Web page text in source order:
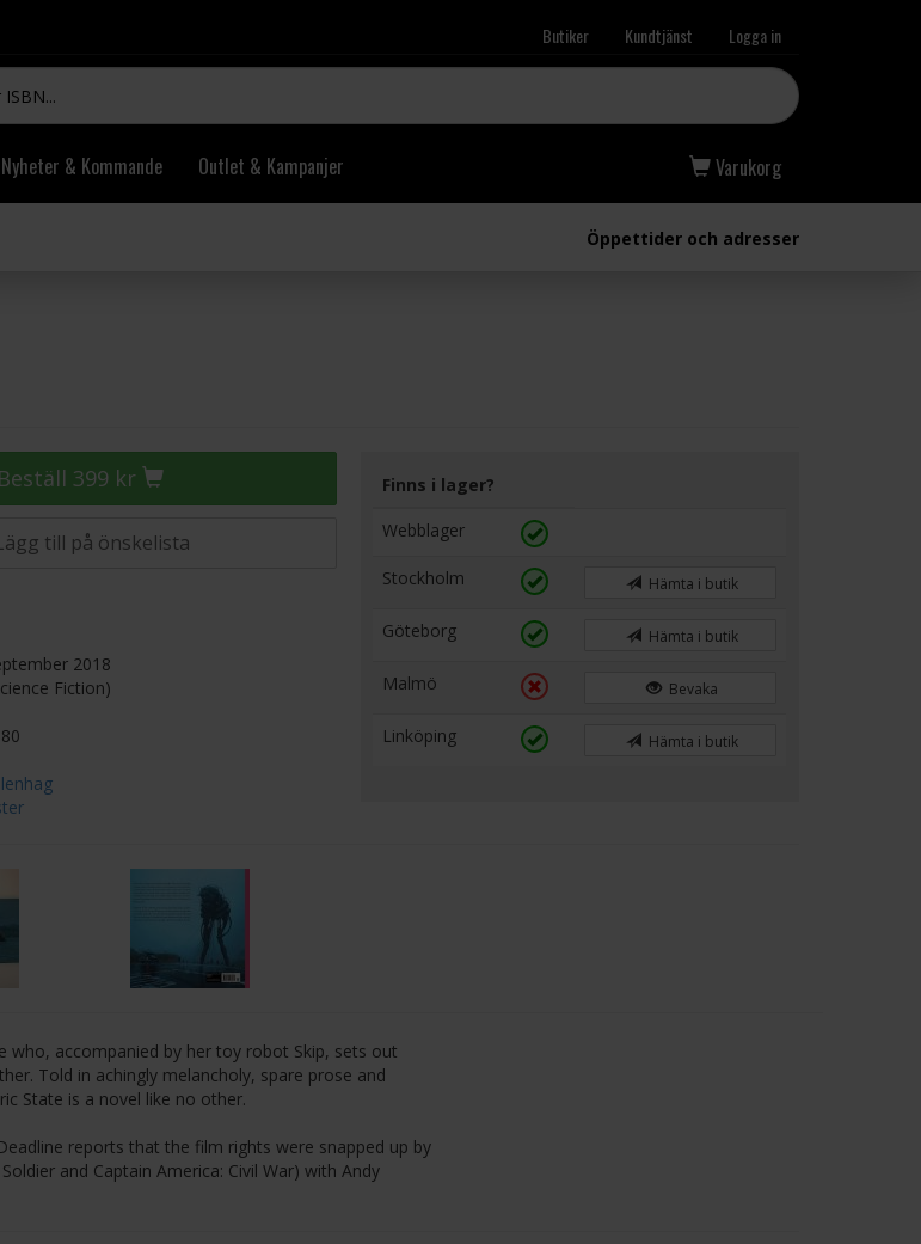
Butiker Kundtjänst Logga in
Nyheter & Kommande Outlet & Kampanjer Varukorg
Öppettider och adresser
Beställ 399 kr
till på önskelista
2018
Fiction)
Finns i lager?
Webblager
Stockholm Hämta i butik
Göteborg Hämta i butik
Malmö Bevaka
Linköping Hämta i butik
who, accompanied by her toy robot Skip, sets out
Told in achingly melancholy, spare prose and
State is a novel like no other.
reports that the film rights were snapped up by
and Captain America: Civil War) with Andy